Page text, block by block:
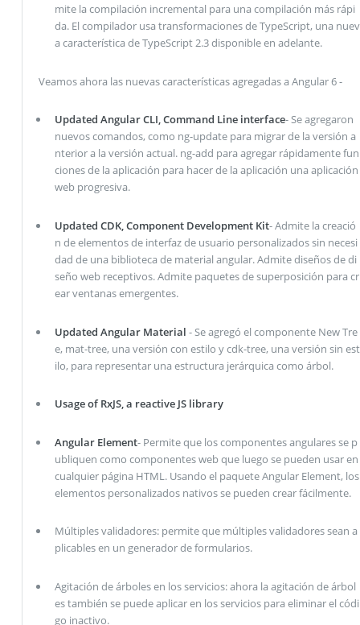
mite la compilación incremental para una compilación más rápi
da. El compilador usa transformaciones de TypeScript, una nuev
a característica de TypeScript 2.3 disponible en adelante.
Veamos ahora las nuevas características agregadas a Angular 6 -
Updated Angular CLI, Command Line interface- Se agregaron
nuevos comandos, como ng-update para migrar de la versión a
nterior a la versión actual. ng-add para agregar rápidamente fun
ciones de la aplicación para hacer de la aplicación una aplicación
web progresiva.
Updated CDK, Component Development Kit- Admite la creació
n de elementos de interfaz de usuario personalizados sin necesi
dad de una biblioteca de material angular. Admite diseños de di
seño web receptivos. Admite paquetes de superposición para cr
ear ventanas emergentes.
Updated Angular Material - Se agregó el componente New Tre
e, mat-tree, una versión con estilo y cdk-tree, una versión sin est
ilo, para representar una estructura jerárquica como árbol.
Usage of RxJS, a reactive JS library
Angular Element- Permite que los componentes angulares se p
ubliquen como componentes web que luego se pueden usar en
cualquier página HTML. Usando el paquete Angular Element, los
elementos personalizados nativos se pueden crear fácilmente.
Múltiples validadores: permite que múltiples validadores sean a
plicables en un generador de formularios.
Agitación de árboles en los servicios: ahora la agitación de árbol
es también se puede aplicar en los servicios para eliminar el códi
go inactivo.